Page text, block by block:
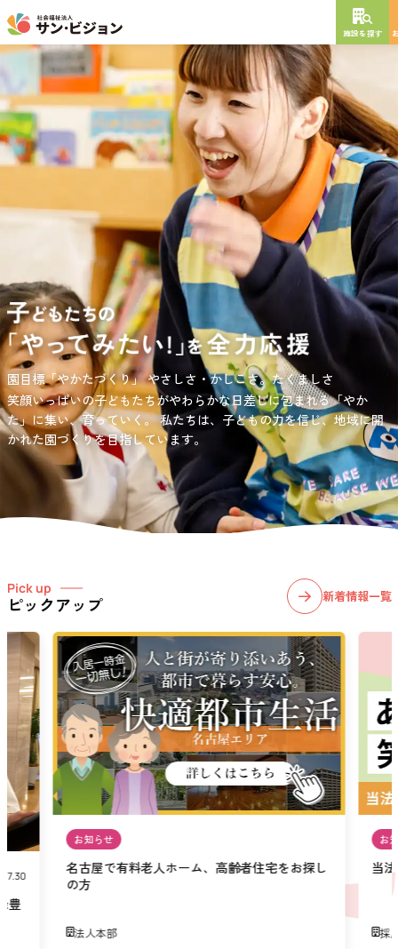
施設を探す
負担の少ない介護、ふれあいを大切にする介護、笑顔が溢れている
介護を目指して。
愛知・岐阜・長野の3県下で38施設・151事業所の介護関連事業所を運
営する社会福祉法人サン・ビジョンでは、今後ますます高まる介護
ニーズに幅広く対応していきます。
園目標「やかたづくり」やさしさ・かしこさ。たくましさ
笑顔いっぱいの子どもたちがやわらかな日差しに包まれる「やか
た」に集い、育っていく。私たちは、子どもの力を信じ、地域に開
かれた園づくりを目指しています。
サンサン・スクール東山公園では、小学生の児童が放課後安心して
過ごせる環境を提供するとともに、宿題・クラブ活動(英語・習字・
選択)などの学習面にも力を入れて行っている学童保育所です。
NEW OPEN
年
特別養護老人ホーム
短期入所生活介護
通所介護
居宅介護支援
グレイスフル砧公園
東京都世田谷区大蔵 3丁目4番12号
お問い合わせ先
03-6411-5781
担当：宮澤
Pick up
ピックアップ 新着情報一覧
豊
お知らせ
名古屋で有料老人ホーム、高齢者住宅をお探し
の方
法人本部
お
当
採